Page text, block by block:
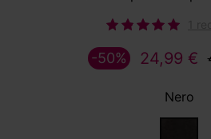
24,99 €
-50%
Nero